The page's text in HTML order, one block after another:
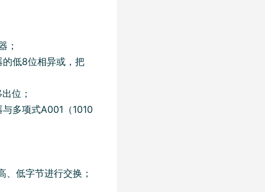
；
低8位相异或，把
位；
多项式A001（1010
低字节进行交换；